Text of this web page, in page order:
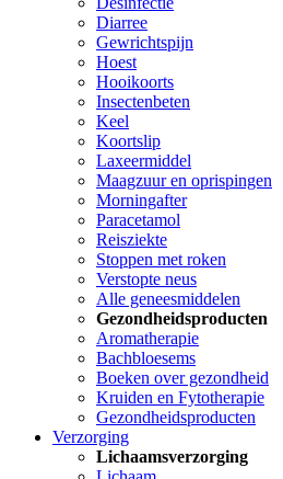
Diarree
Gewrichtspijn
Hoest
Hooikoorts
Insectenbeten
Keel
Koortslip
Laxeermiddel
Maagzuur en oprispingen
Morningafter
Paracetamol
Reisziekte
Stoppen met roken
Verstopte neus
Alle geneesmiddelen
Gezondheidsproducten
Aromatherapie
Bachbloesems
Boeken over gezondheid
Kruiden en Fytotherapie
Gezondheidsproducten
Verzorging
Lichaamsverzorging